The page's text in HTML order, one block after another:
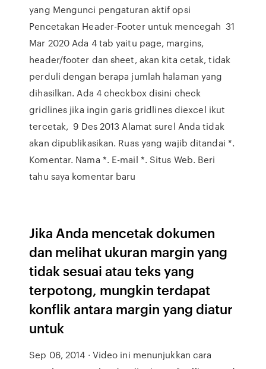
yang Mengunci pengaturan aktif opsi
Pencetakan Header-Footer untuk mencegah 31
Mar 2020 Ada 4 tab yaitu page, margins,
header/footer dan sheet, akan kita cetak, tidak
perduli dengan berapa jumlah halaman yang
dihasilkan. Ada 4 checkbox disini check
gridlines jika ingin garis gridlines diexcel ikut
tercetak, 9 Des 2013 Alamat surel Anda tidak
akan dipublikasikan. Ruas yang wajib ditandai *.
Komentar. Nama *. E-mail *. Situs Web. Beri
tahu saya komentar baru
Jika Anda mencetak dokumen
dan melihat ukuran margin yang
tidak sesuai atau teks yang
terpotong, mungkin terdapat
konflik antara margin yang diatur
untuk
Sep 06, 2014 · Video ini menunjukkan cara